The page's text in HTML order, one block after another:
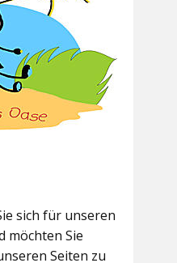
sich für unseren
möchten Sie
Seiten zu